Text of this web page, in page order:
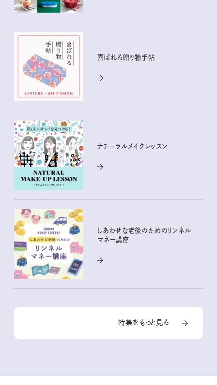
喜ばれる贈り物手帖
ナチュラルメイクレッスン
しあわせな老後のためのリンネル
マネー講座
特集をもっと見る